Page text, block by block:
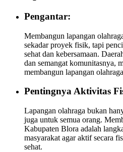
Pengantar:
Membangun lapangan
sekadar proyek fisik, tapi
sehat dan kebersamaan.
dan semangat komunitasnya,
membangun lapangan
Pentingnya Aktivitas
Lapangan olahraga bukan
juga untuk semua orang.
Kabupaten Blora adalah
masyarakat agar aktif secara
sehat.